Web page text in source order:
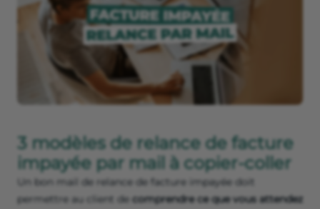
3 modèles de relance de facture
impayée par mail à copier-coller
Un bon mail de relance de facture impayée doit
permettre au client de comprendre ce que vous attendez